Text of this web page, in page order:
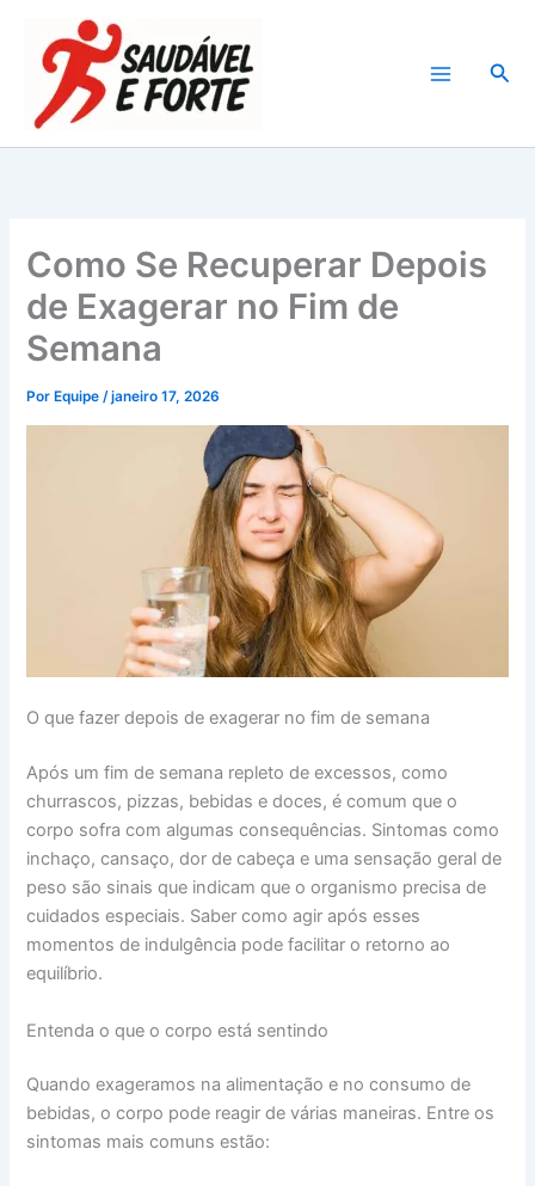
conteúdo
Como Se Recuperar Depois
de Exagerar no Fim de
Semana
Por Equipe/janeiro 17, 2026
O que fazer depois de exagerar no fim de semana
Após um fim de semana repleto de excessos, como
churrascos, pizzas, bebidas e doces, é comum que o
corpo sofra com algumas consequências. Sintomas como
inchaço, cansaço, dor de cabeça e uma sensação geral de
peso são sinais que indicam que o organismo precisa de
cuidados especiais. Saber como agir após esses
momentos de indulgência pode facilitar o retorno ao
equilíbrio.
Entenda o que o corpo está sentindo
Quando exageramos na alimentação e no consumo de
bebidas, o corpo pode reagir de várias maneiras. Entre os
sintomas mais comuns estão: